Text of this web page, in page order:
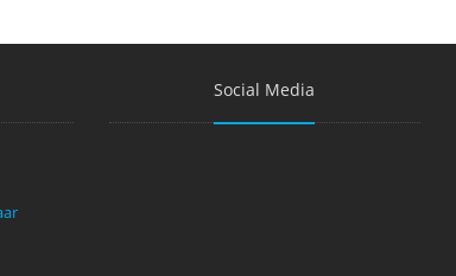
Social Media